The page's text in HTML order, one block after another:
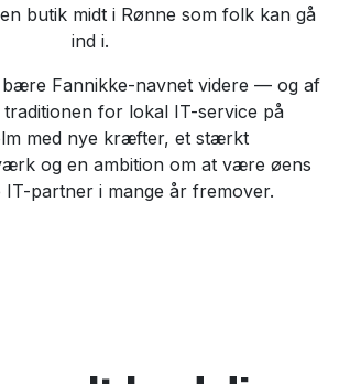
butik midt i Rønne som folk kan gå
ind i.
Fannikke-navnet videre — og af
for lokal IT-service på
med nye kræfter, et stærkt
og en ambition om at være øens
partner i mange år fremover.